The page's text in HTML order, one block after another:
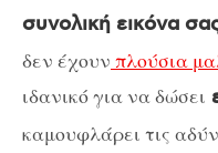
συνολική εικόνα
δεν έχουν πλούσια
ιδανικό για να δώσει
καμουφλάρει τις